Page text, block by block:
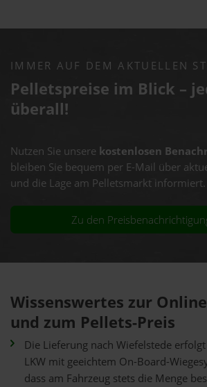
IMMER AUF DEM AKTUELLEN
Pelletspreise im Blick –
überall!
Nutzen Sie unsere kostenlosen
bleiben Sie bequem per E-Mail über
und die Lage am Pelletsmarkt informiert.
Zu den
Wissenswertes zur
und zum Pellets-Preis
Die Lieferung nach Wiefelstede
LKW mit geeichtem On-Board-
dass am Fahrzeug stets die Menge